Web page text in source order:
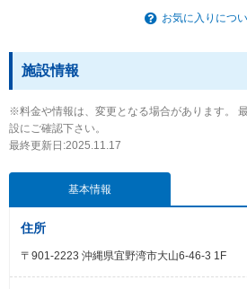
お気に入りにつ
施設情報
※料金や情報は、変更となる場合があります。
設にご確認下さい。
最終更新日:2025.11.17
基本情報
住所
〒901-2223 沖縄県宜野湾市大山6-46-3 1F